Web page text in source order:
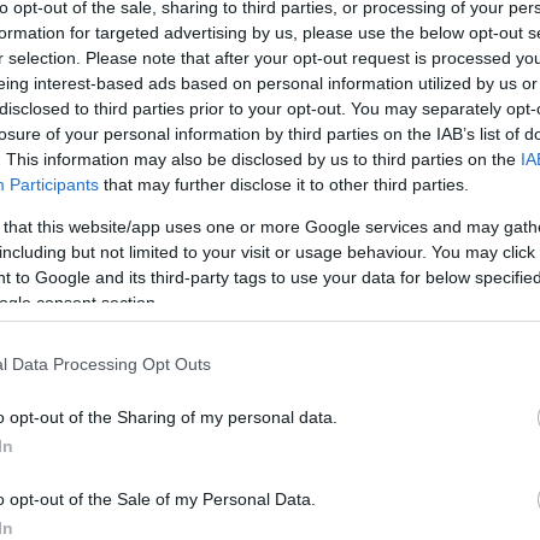
opt-out of the sale, sharing to third parties, or processing of your
for targeted advertising by us, please use the below opt-out
selection. Please note that after your opt-out request is processed
interest-based ads based on personal information utilized by us
to third parties prior to your opt-out. You may separately
of your personal information by third parties on the IAB’s list of
This information may also be disclosed by us to third parties on the
Participants that may further disclose it to other third parties.
that this website/app uses one or more Google services and may
but not limited to your visit or usage behaviour. You may
to Google and its third-party tags to use your data for below
consent section.
Data Processing Opt Outs
opt-out of the Sharing of my personal data.
opt-out of the Sale of my Personal Data.
emberöléssel Michael Jackson
Conrad Murrayt, akit azzal vádolnak, hogy a
Jackson halálához, állítja több hatósági forrásra
nem találkoztak az ügyésszel, hogy
de az ügyész eddig is szorosan
a felgyűlt anyagokat.
az orvost szándékolatlan emberöléssel.
A
A